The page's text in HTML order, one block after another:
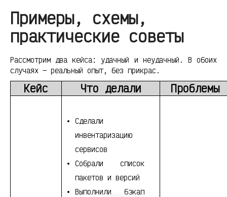
Примеры, схемы,
практические советы
Рассмотрим два кейса: удачный и неудачный. В обоих
случаях — реальный опыт, без прикрас.
Кейс Что делали Проблемы
Сделали
инвентаризацию
сервисов
Собрали список
пакетов и версий
Выполнили бэкап